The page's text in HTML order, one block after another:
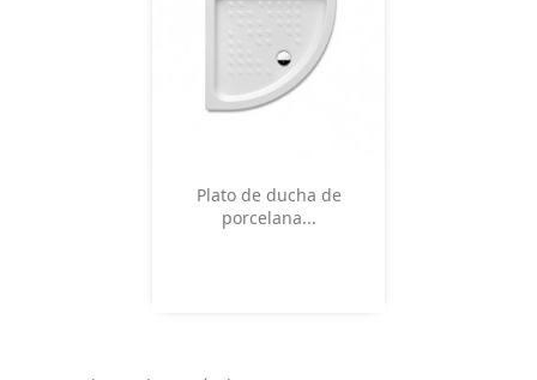
Vista rápida
Plato de ducha de
porcelana...